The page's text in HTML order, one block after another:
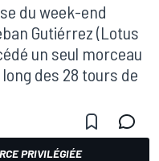
du week-end
Gutiérrez (Lotus
un seul morceau
des 28 tours de
PRIVILÉGIÉE